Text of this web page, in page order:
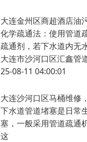
大连金州区商超酒店油
化学疏通法：使用管道
疏通剂，若下水道内无
大连市沙河口区汇鑫管
25-08-11 04:00:01
大连沙河口区马桶维修
下水道管道堵塞是日常
塞，一般采用管道疏通
这